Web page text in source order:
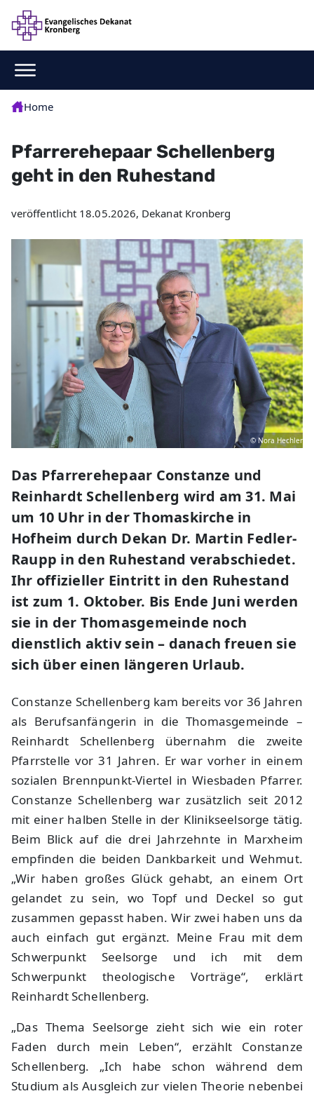
Home
Pfarrerehepaar Schellenberg
geht in den Ruhestand
veröffentlicht 18.05.2026, Dekanat Kronberg
© Nora Hechler
Das Pfarrerehepaar Constanze und
Reinhardt Schellenberg wird am 31. Mai
um 10 Uhr in der Thomaskirche in
Hofheim durch Dekan Dr. Martin Fedler-
Raupp in den Ruhestand verabschiedet.
Ihr offizieller Eintritt in den Ruhestand
ist zum 1. Oktober. Bis Ende Juni werden
sie in der Thomasgemeinde noch
dienstlich aktiv sein – danach freuen sie
sich über einen längeren Urlaub.
Constanze Schellenberg kam bereits vor 36 Jahren
als Berufsanfängerin in die Thomasgemeinde –
Reinhardt Schellenberg übernahm die zweite
Pfarrstelle vor 31 Jahren. Er war vorher in einem
sozialen Brennpunkt-Viertel in Wiesbaden Pfarrer.
Constanze Schellenberg war zusätzlich seit 2012
mit einer halben Stelle in der Klinikseelsorge tätig.
Beim Blick auf die drei Jahrzehnte in Marxheim
empfinden die beiden Dankbarkeit und Wehmut.
„Wir haben großes Glück gehabt, an einem Ort
gelandet zu sein, wo Topf und Deckel so gut
zusammen gepasst haben. Wir zwei haben uns da
auch einfach gut ergänzt. Meine Frau mit dem
Schwerpunkt Seelsorge und ich mit dem
Schwerpunkt theologische Vorträge“, erklärt
Reinhardt Schellenberg.
„Das Thema Seelsorge zieht sich wie ein roter
Faden durch mein Leben“, erzählt Constanze
Schellenberg. „Ich habe schon während dem
Studium als Ausgleich zur vielen Theorie nebenbei